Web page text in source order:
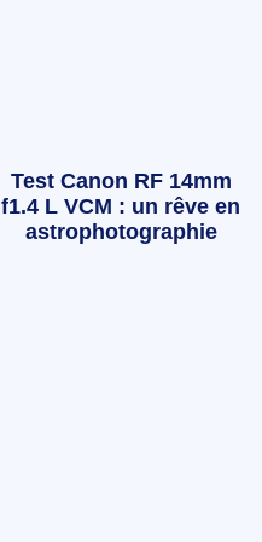
Test Canon RF 14mm
f1.4 L VCM : un rêve en
astrophotographie